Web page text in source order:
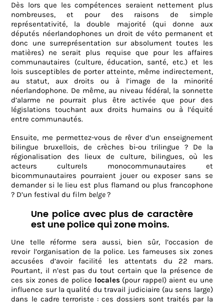
Dès lors que les compétences seraient nettement plus
nombreuses, et pour des raisons de simple
représentativité, la double majorité (qui donne aux
députés néerlandophones un droit de véto permanent et
donc une surreprésentation sur absolument toutes les
matières) ne serait plus requise que pour les affaires
communautaires (culture, éducation, santé, etc.) et les
lois susceptibles de porter atteinte, même indirectement,
au statut, aux droits ou à l’image de la minorité
néerlandophone. De même, au niveau fédéral, la sonnette
d’alarme ne pourrait plus être activée que pour des
législations touchant aux droits humains ou à l’équité
entre communautés.
Ensuite, me permettez-vous de rêver d’un enseignement
bilingue bruxellois, de crèches bi-ou trilingue ? De la
régionalisation des lieux de culture, bilingues, où les
acteurs culturels monocommunautaires et
bicommunautaires pourraient jouer ou exposer sans se
demander si le lieu est plus flamand ou plus francophone
? D’un festival du film belge?
Une police avec plus de caractère
est une police qui zone moins.
Une telle réforme sera aussi, bien sûr, l’occasion de
revoir l’organisation de la police. Les fameuses six zones
accusées d’avoir facilité les attentats du 22 mars.
Pourtant, il n’est pas du tout certain que la présence de
ces six zones de police locales (pour rappel) aient eu une
influence sur la qualité du travail judiciaire (au sens large)
dans le cadre terroriste : ces dossiers sont traités par la